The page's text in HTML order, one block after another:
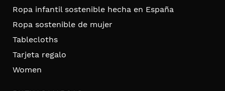
Ropa infantil sostenible hecha en España
Ropa sostenible de mujer
Tablecloths
Tarjeta regalo
Women